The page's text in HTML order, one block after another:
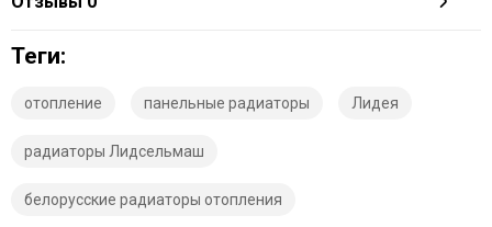
Теги:
отопление панельные радиаторы Лидея
радиаторы Лидсельмаш
белорусские радиаторы отопления